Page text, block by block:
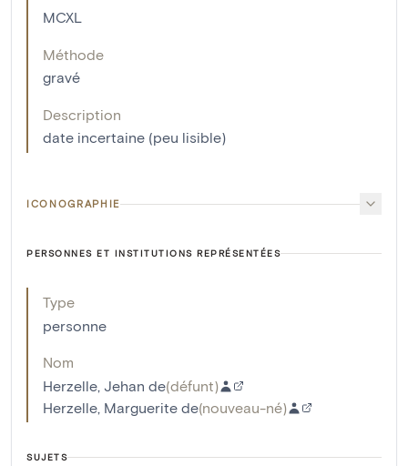
MCXL
Méthode
gravé
Description
date incertaine (peu lisible)
ICONOGRAPHIE
PERSONNES ET INSTITUTIONS REPRÉSENTÉES
Type
personne
Nom
Herzelle, Jehan de(défunt)
Herzelle, Marguerite de(nouveau-né)
SUJETS